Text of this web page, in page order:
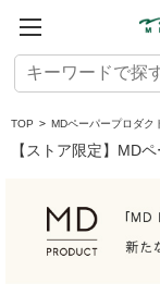
TOP > MDペーパープロダク
【ストア限定】MD